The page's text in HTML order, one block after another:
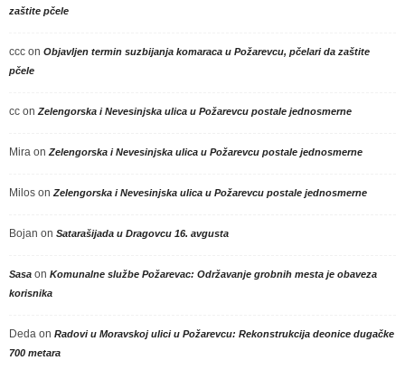
zaštite pčele
ccc on Objavljen termin suzbijanja komaraca u Požarevcu, pčelari da zaštite
pčele
cc on Zelengorska i Nevesinjska ulica u Požarevcu postale jednosmerne
Mira on Zelengorska i Nevesinjska ulica u Požarevcu postale jednosmerne
Milos on Zelengorska i Nevesinjska ulica u Požarevcu postale jednosmerne
Bojan on Satarašijada u Dragovcu 16. avgusta
Sasa on Komunalne službe Požarevac: Održavanje grobnih mesta je obaveza
korisnika
Deda on Radovi u Moravskoj ulici u Požarevcu: Rekonstrukcija deonice dugačke
700 metara